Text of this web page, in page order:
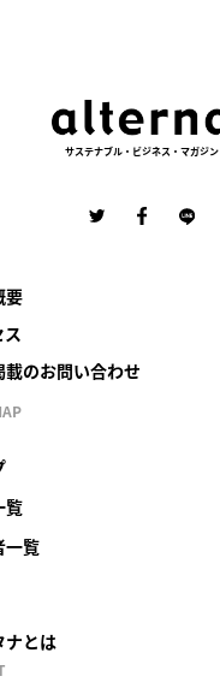
サステナブル・ビジネス・マガジン
要
載のお問い合わせ
覧
一覧
ナとは